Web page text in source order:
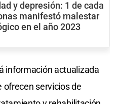
y depresión: 1 de cada
manifestó malestar
en el año 2023
información actualizada
ofrecen servicios de